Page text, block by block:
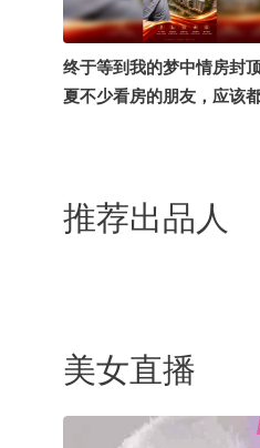
终于等到我的梦中情房封
夏不少看房的朋友，应该
代住宅，想买改善大宅的千
划走！#好房推荐 #一秒入
推荐出品人
美女直播